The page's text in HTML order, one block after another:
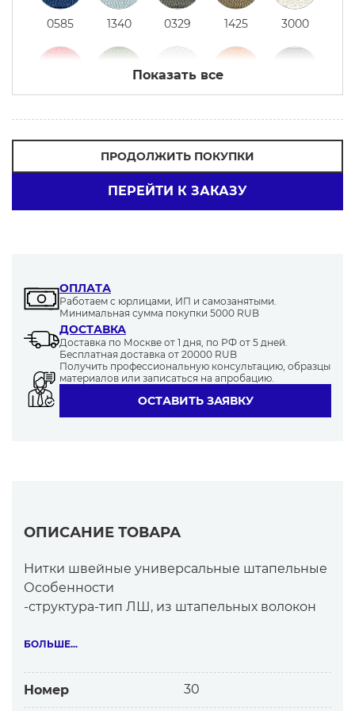
0585 1340 0329 1425 3000
0867 0732 0269
0918 1055
0182 0923 1384 0027 0528
1081 1062 1212
Показать все
ПРОДОЛЖИТЬ ПОКУПКИ
ПЕРЕЙТИ К ЗАКАЗУ
ОПЛАТА
Работаем с юрлицами, ИП и самозанятыми.
Минимальная сумма покупки 5000 RUB
ДОСТАВКА
Доставка по Москве от 1 дня, по РФ от 5 дней.
Бесплатная доставка от 20000 RUB
Получить профессиональную консультацию, образцы
материалов или записаться на апробацию.
ОСТАВИТЬ ЗАЯВКУ
ОПИСАНИЕ ТОВАРА
Нитки швейные универсальные штапельные
Особенности
-структура-тип ЛШ, из штапельных волокон
Штапельные нитки самые востребованные
Высококачественные нитки Белфил по
сравнению с китайскими, российскими:
БОЛЬШЕ...
Номер 30